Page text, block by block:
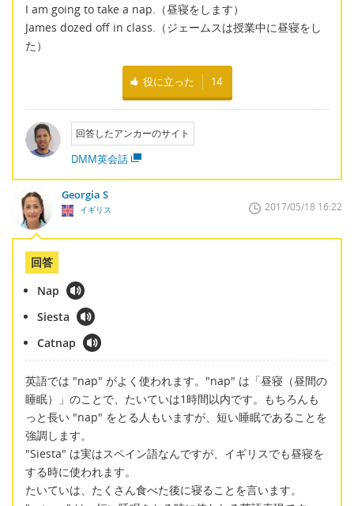
I am going to take a nap.（昼寝をします）
James dozed off in class.（ジェームスは授業中に昼寝をし
た）
役に立った 14
回答したアンカーのサイト
DMM英会話
Georgia S
イギリス 2017/05/18 16:22
回答
Nap
Siesta
Catnap
英語では "nap" がよく使われます。"nap" は「昼寝（昼間の
睡眠）」のことで、たいていは1時間以内です。もちろんも
っと長い "nap" をとる人もいますが、短い睡眠であることを
強調します。
"Siesta" は実はスペイン語なんですが、イギリスでも昼寝を
する時に使われます。
たいていは、たくさん食べた後に寝ることを言います。